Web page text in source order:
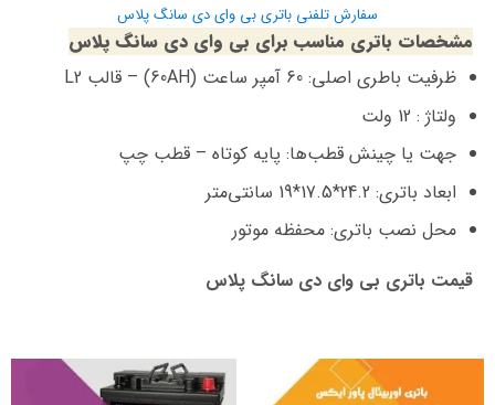
سفارش تلفنی باتری بی وای دی سانگ پلاس
مشخصات باتری مناسب برای بی وای دی سانگ پلاس
ظرفیت باطری اصلی: 60 آمپر ساعت (60AH) – قالب L2
ولتاژ : 12 ولت
جهت یا چینش قطب‌ها: پایه کوتاه – قطب چپ
ابعاد باتری: 24.2*17.5*19 سانتی‌متر
محل نصب باتری: محفظه موتور
قیمت باتری بی وای دی سانگ پلاس